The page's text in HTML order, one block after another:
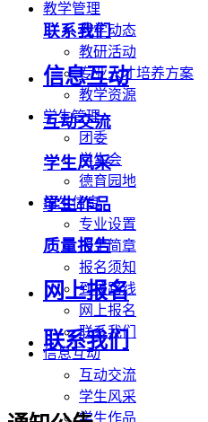
教学管理
教学动态
教研活动
专业人才培养方案
教学资源
学生管理
团委
学生会
德育园地
招生信息
专业设置
招生简章
报名须知
到校路线
网上报名
联系我们
信息互动
互动交流
学生风采
学生作品
联系我们
信息互动
互动交流
学生风采
学生作品
质量报告
网上报名
联系我们